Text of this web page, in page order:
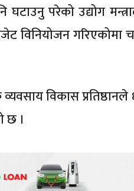
परेको उद्योग
विनियोजन गरिएकोमा
विकास
छ ।